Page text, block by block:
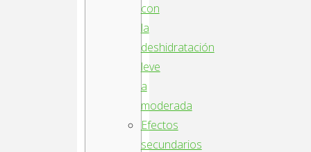
con
la
deshidratación
leve
a
moderada
Efectos
secundarios